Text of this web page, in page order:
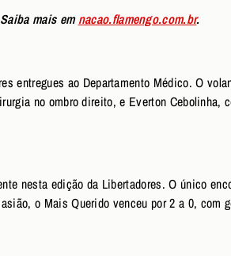
mais emnacao.flamengo.com.br.
entregues ao Departamento Médico. O
no ombro direito, e Everton Cebolinha,
nesta edição da Libertadores. O único
o Mais Querido venceu por 2 a 0, com